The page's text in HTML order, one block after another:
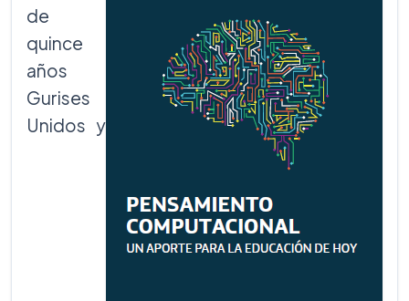
de
quince
años
Gurises
Unidos y